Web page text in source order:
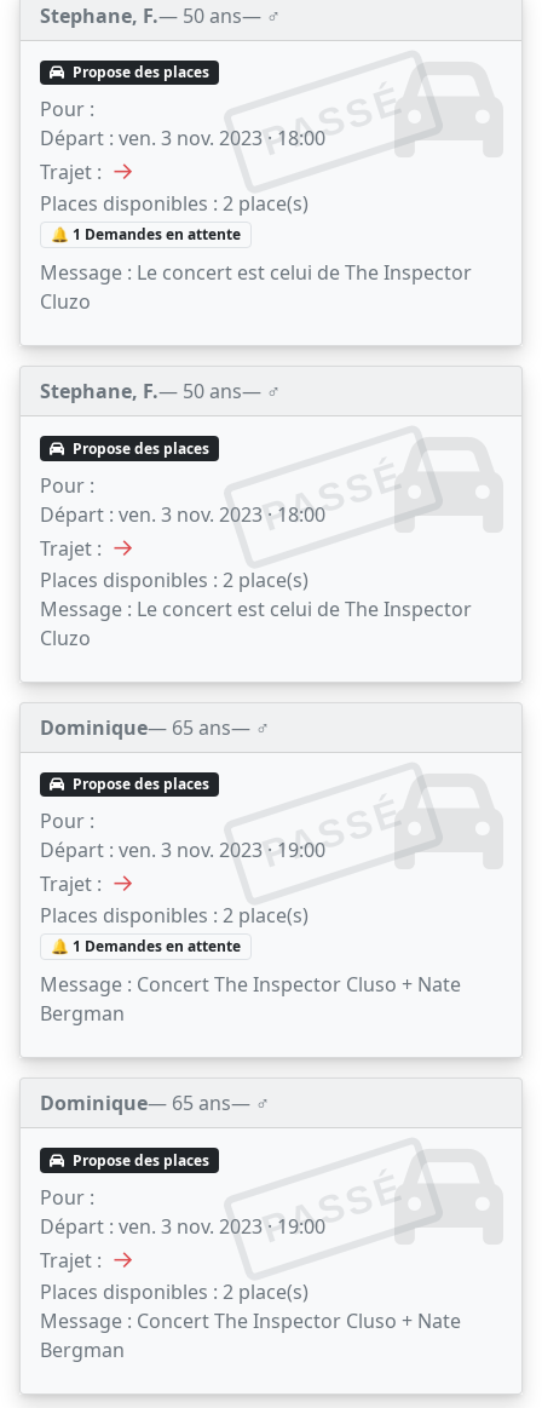
Stephane, F.— 50 ans— ♂️
PASSÉ
Propose des places
Pour :
Départ : ven. 3 nov. 2023 · 18:00
Trajet : →
Places disponibles : 2 place(s)
🔔 1 Demandes en attente
Message : Le concert est celui de The Inspector
Cluzo
Stephane, F.— 50 ans— ♂️
PASSÉ
Propose des places
Pour :
Départ : ven. 3 nov. 2023 · 18:00
Trajet : →
Places disponibles : 2 place(s)
Message : Le concert est celui de The Inspector
Cluzo
Dominique— 65 ans— ♂️
PASSÉ
Propose des places
Pour :
Départ : ven. 3 nov. 2023 · 19:00
Trajet : →
Places disponibles : 2 place(s)
🔔 1 Demandes en attente
Message : Concert The Inspector Cluso + Nate
Bergman
Dominique— 65 ans— ♂️
PASSÉ
Propose des places
Pour :
Départ : ven. 3 nov. 2023 · 19:00
Trajet : →
Places disponibles : 2 place(s)
Message : Concert The Inspector Cluso + Nate
Bergman